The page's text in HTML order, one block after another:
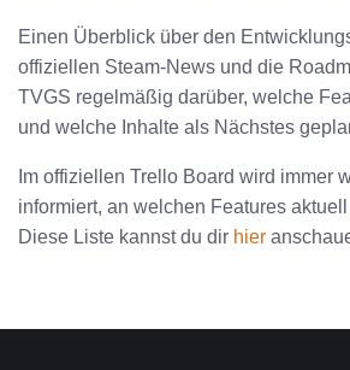
Einen Überblick über den
offiziellen Steam-News und die
TVGS regelmäßig darüber, welche
und welche Inhalte als Nächstes
Im offiziellen Trello Board wird immer
informiert, an welchen Features
Diese Liste kannst du dir hier